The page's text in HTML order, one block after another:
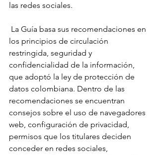
las redes sociales.
los principios de circulación
restringida, seguridad y
confidencialidad de la información,
que adoptó la ley de protección de
datos colombiana. Dentro de las
recomendaciones se encuentran
consejos sobre el uso de navegadores
web, configuración de privacidad,
permisos que los titulares deciden
conceder en redes sociales,